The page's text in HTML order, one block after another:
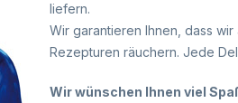
liefern.
Wir garantieren Ihnen, dass
Rezepturen räuchern. Jede
Wir wünschen Ihnen viel